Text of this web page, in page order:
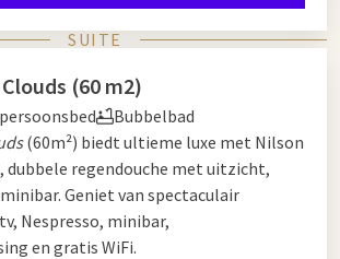
SUITE
(60 m2)
Bubbelbad
(60m²) biedt ultieme luxe met Nilson
dubbele regendouche met uitzicht,
Geniet van spectaculair
Nespresso, minibar,
en gratis WiFi.